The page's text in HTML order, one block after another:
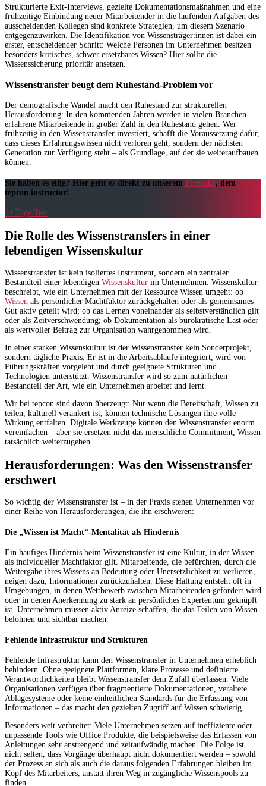
Strukturierte Exit-Interviews, gezielte Dokumentationsmaßnahmen und eine
frühzeitige Einbindung neuer Mitarbeitender in die laufenden Aufgaben des
ausscheidenden Kollegen sind konkrete Strategien, um diesem Szenario
entgegenzuwirken. Die Identifikation von Wissensträger:innen ist dabei ein
erster, entscheidender Schritt: Welche Personen im Unternehmen besitzen
besonders kritisches, schwer ersetzbares Wissen? Hier sollte die
Wissenssicherung prioritär ansetzen.
Wissenstransfer beugt dem Ruhestand-Problem vor
Der demografische Wandel macht den Ruhestand zur strukturellen
Herausforderung: In den kommenden Jahren werden in vielen Branchen
erfahrene Mitarbeitende in großer Zahl in den Ruhestand gehen. Wer
frühzeitig in den Wissenstransfer investiert, schafft die Voraussetzung dafür,
dass dieses Erfahrungswissen nicht verloren geht, sondern der nächsten
Generation zur Verfügung steht – als Grundlage, auf der sie weiteraufbauen
können.
Sie haben es eilig? Hier geht es direkt zu unserem Produkt, dem
tepcon instructor!
14 Tage Test
Die Rolle des Wissenstransfers in einer
lebendigen Wissenskultur
Wissenstransfer ist kein isoliertes Instrument, sondern ein zentraler
Bestandteil einer lebendigen Wissenskultur im Unternehmen. Wissenskultur
beschreibt, wie ein Unternehmen mit der Ressource Wissen umgeht: ob
Wissen als persönlicher Machtfaktor zurückgehalten oder als gemeinsames
Gut aktiv geteilt wird; ob das Lernen voneinander als selbstverständlich gilt
oder als Zeitverschwendung; ob Dokumentation als bürokratische Last oder
als wertvoller Beitrag zur Organisation wahrgenommen wird.
In einer starken Wissenskultur ist der Wissenstransfer kein Sonderprojekt,
sondern tägliche Praxis. Er ist in die Arbeitsabläufe integriert, wird von
Führungskräften vorgelebt und durch geeignete Strukturen und
Technologien unterstützt. Wissenstransfer wird so zum natürlichen
Bestandteil der Art, wie ein Unternehmen arbeitet und lernt.
Wir bei tepcon sind davon überzeugt: Nur wenn die Bereitschaft, Wissen zu
teilen, kulturell verankert ist, können technische Lösungen ihre volle
Wirkung entfalten. Digitale Werkzeuge können den Wissenstransfer enorm
vereinfachen – aber sie ersetzen nicht das menschliche Commitment, Wissen
tatsächlich weiterzugeben.
Herausforderungen: Was den Wissenstransfer
erschwert
So wichtig der Wissenstransfer ist – in der Praxis stehen Unternehmen vor
einer Reihe von Herausforderungen, die ihn erschweren:
Die „Wissen ist Macht“-Mentalität als Hindernis
Ein häufiges Hindernis beim Wissenstransfer ist eine Kultur, in der Wissen
als individueller Machtfaktor gilt. Mitarbeitende, die befürchten, durch die
Weitergabe ihres Wissens an Bedeutung oder Unersetzlichkeit zu verlieren,
neigen dazu, Informationen zurückzuhalten. Diese Haltung entsteht oft in
Umgebungen, in denen Wettbewerb zwischen Mitarbeitenden gefördert wird
oder in denen Anerkennung zu stark an persönliches Expertentum geknüpft
ist. Unternehmen müssen aktiv Anreize schaffen, die das Teilen von Wissen
belohnen und sichtbar machen.
Fehlende Infrastruktur und Strukturen
Fehlende Infrastruktur kann den Wissenstransfer in Unternehmen erheblich
behindern. Ohne geeignete Plattformen, klare Prozesse und definierte
Verantwortlichkeiten bleibt Wissenstransfer dem Zufall überlassen. Viele
Organisationen verfügen über fragmentierte Dokumentationen, veraltete
Ablagesysteme oder keine einheitlichen Standards für die Erfassung von
Informationen – das macht den gezielten Zugriff auf Wissen schwierig.
Besonders weit verbreitet: Viele Unternehmen setzen auf ineffiziente oder
unpassende Tools wie Office Produkte, die beispielsweise das Erfassen von
Anleitungen sehr anstrengend und zeitaufwändig machen. Die Folge ist
nicht selten, dass Vorgänge überhaupt nicht dokumentiert werden – sowohl
der Prozess an sich als auch die daraus folgenden Erfahrungen bleiben im
Kopf des Mitarbeiters, anstatt ihren Weg in zugängliche Wissenspools zu
finden.